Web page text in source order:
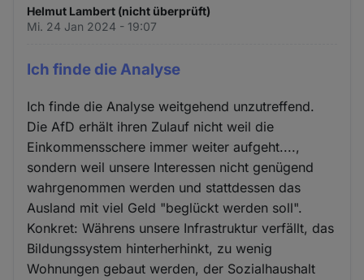
Helmut Lambert (nicht überprüft)
Mi. 24 Jan 2024 - 19:07
Ich finde die Analyse
Ich finde die Analyse weitgehend unzutreffend.
Die AfD erhält ihren Zulauf nicht weil die
Einkommensschere immer weiter aufgeht....,
sondern weil unsere Interessen nicht genügend
wahrgenommen werden und stattdessen das
Ausland mit viel Geld "beglückt werden soll".
Konkret: Währens unsere Infrastruktur verfällt, das
Bildungssystem hinterherhinkt, zu wenig
Wohnungen gebaut werden, der Sozialhaushalt